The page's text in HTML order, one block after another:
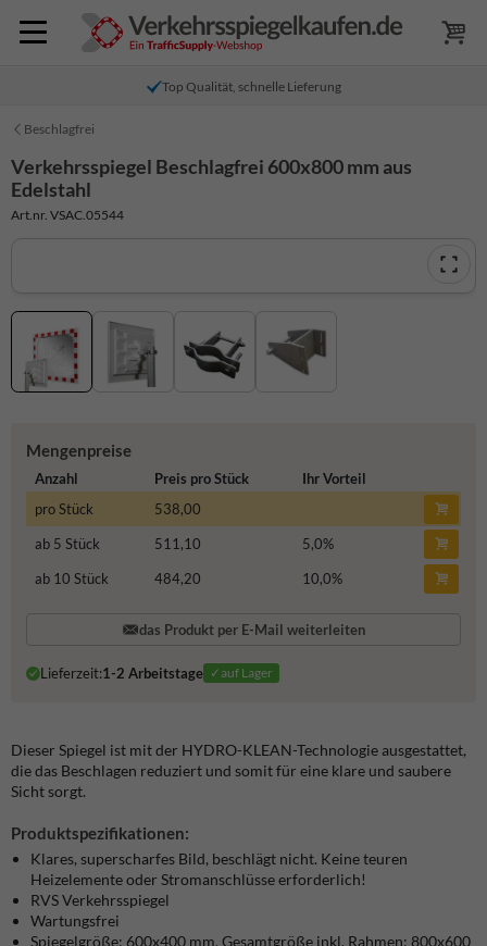
Top Qualität, schnelle Lieferung
Beschlagfrei
Verkehrsspiegel Beschlagfrei 600x800 mm aus
Edelstahl
Art.nr. VSAC.05544
Mengenpreise
Anzahl Preis pro Stück
Ihr Vorteil
pro Stück
538,00
ab 5 Stück
511,10 5,0%
ab 10 Stück
484,20 10,0%
das Produkt per E-Mail weiterleiten
Lieferzeit:1-2 Arbeitstage ✓auf Lager
Dieser Spiegel ist mit der HYDRO-KLEAN-Technologie ausgestattet,
die das Beschlagen reduziert und somit für eine klare und saubere
Sicht sorgt.
Produktspezifikationen:
Klares, superscharfes Bild, beschlägt nicht. Keine teuren
Heizelemente oder Stromanschlüsse erforderlich!
RVS Verkehrsspiegel
Wartungsfrei
Spiegelgröße: 600x400 mm, Gesamtgröße inkl. Rahmen: 800x600